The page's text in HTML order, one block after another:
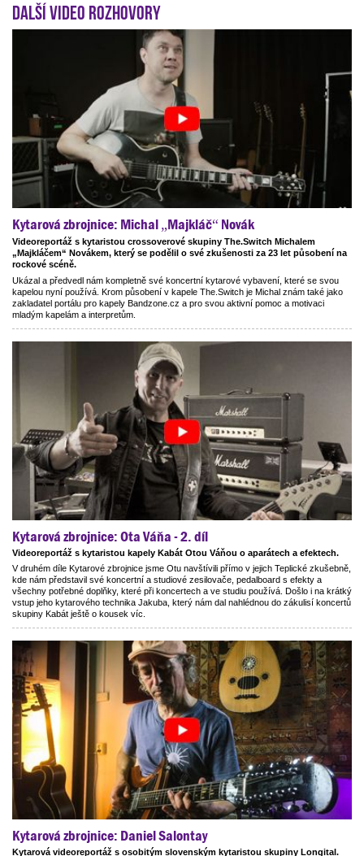
Další video rozhovory
Kytarová zbrojnice: Michal „Majkláč“ Novák
Videoreportáž s kytaristou crossoverové skupiny The.Switch Michalem
„Majkláčem“ Novákem, který se podělil o své zkušenosti za 23 let působení na
rockové scéně.
Ukázal a předvedl nám kompletně své koncertní kytarové vybavení, které se svou
kapelou nyní používá. Krom působení v kapele The.Switch je Michal znám také jako
zakladatel portálu pro kapely Bandzone.cz a pro svou aktivní pomoc a motivaci
mladým kapelám a interpretům.
Kytarová zbrojnice: Ota Váňa - 2. díl
Videoreportáž s kytaristou kapely Kabát Otou Váňou o aparátech a efektech.
V druhém díle Kytarové zbrojnice jsme Otu navštívili přímo v jejich Teplické zkušebně,
kde nám představil své koncertní a studiové zesilovače, pedalboard s efekty a
všechny potřebné doplňky, které při koncertech a ve studiu používá. Došlo i na krátký
vstup jeho kytarového technika Jakuba, který nám dal nahlédnou do zákulisí koncertů
skupiny Kabát ještě o kousek víc.
Kytarová zbrojnice: Daniel Salontay
Kytarová videoreportáž s osobitým slovenským kytaristou skupiny Longital.